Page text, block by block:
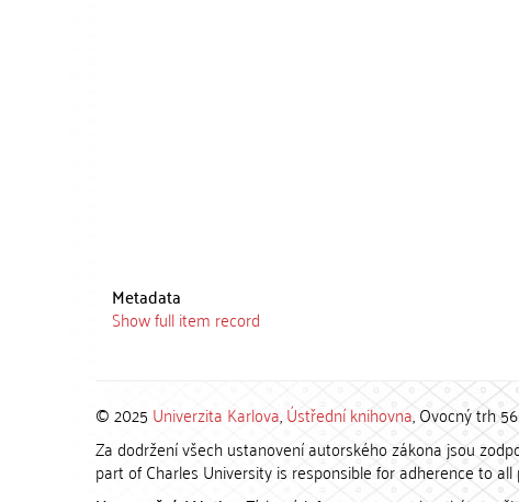
Metadata
Show full item record
© 2025 Univerzita Karlova,Ústřední knihovna, Ovocný trh
Za dodržení všech ustanovení autorského zákona jsou
part of Charles University is responsible for adherence to